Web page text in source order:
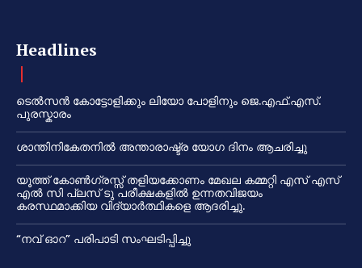
Headlines
ടെൽസൻ കോട്ടോളിക്കും ലിയോ പോളിനും ജെ.എഫ്.എസ്.
പുരസ്കാരം
ശാന്തിനികേതനിൽ അന്താരാഷ്ട്ര യോഗ ദിനം ആചരിച്ചു
യൂത്ത് കോൺഗ്രസ്സ് തളിയക്കോണം മേഖല കമ്മറ്റി എസ് എസ്
എൽ സി പ്ലസ് ടു പരീക്ഷകളിൽ ഉന്നതവിജയം
കരസ്ഥമാക്കിയ വിദ്യാർത്ഥികളെ ആദരിച്ചു.
“നവ് ഓറ” പരിപാടി സംഘടിപ്പിച്ചു